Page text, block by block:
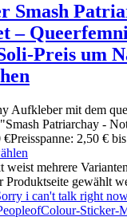
Smash
–
Preis um
Aufkleber mit dem
Patriarchay -
€Preisspanne: 2,50 €
weist mehrere
Produktseite gewählt